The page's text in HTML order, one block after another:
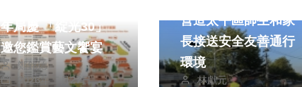
年局慶 「綻光30」
邀您鑑賞藝文饗宴
鄭銘德
2026年二月27日
營造太平區師生和家
長接送安全友善通行
環境
林獻元